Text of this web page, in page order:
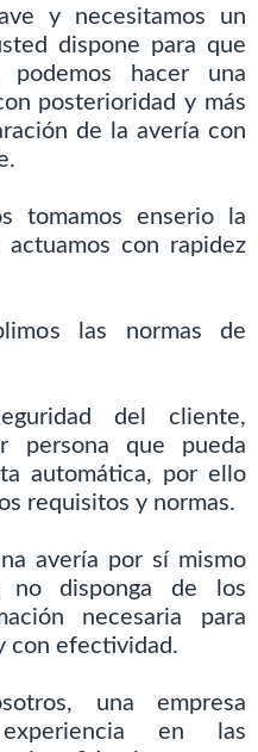
y necesitamos un
dispone para que
podemos hacer una
posterioridad y más
de la avería con
tomamos enserio la
con rapidez
las normas de
del cliente,
persona que pueda
automática, por ello
requisitos y normas.
avería por sí mismo
no disponga de los
necesaria para
con efectividad.
una empresa
en las